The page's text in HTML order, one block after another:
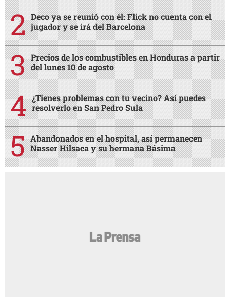
Deco ya se reunió con él: Flick no cuenta con el
jugador y se irá del Barcelona
Precios de los combustibles en Honduras a partir
del lunes 10 de agosto
¿Tienes problemas con tu vecino? Así puedes
resolverlo en San Pedro Sula
Abandonados en el hospital, así permanecen
Nasser Hilsaca y su hermana Básima